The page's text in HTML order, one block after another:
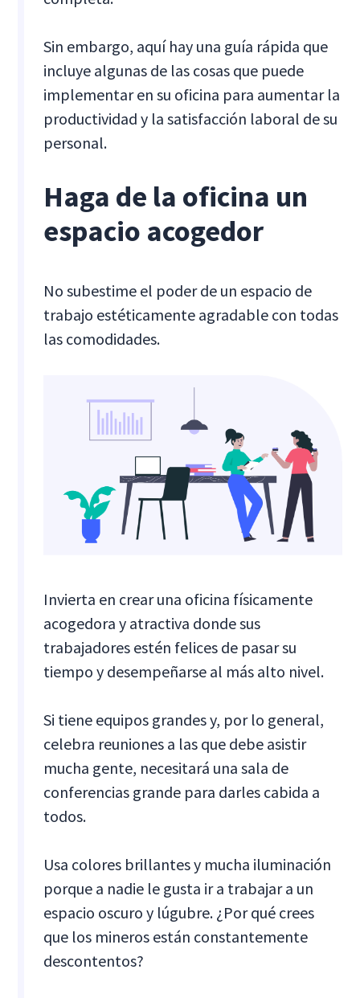
Sin embargo, aquí hay una guía rápida que
incluye algunas de las cosas que puede
implementar en su oficina para aumentar la
productividad y la satisfacción laboral de su
personal.
Haga de la oficina un
espacio acogedor
No subestime el poder de un espacio de
trabajo estéticamente agradable con todas
las comodidades.
Invierta en crear una oficina físicamente
acogedora y atractiva donde sus
trabajadores estén felices de pasar su
tiempo y desempeñarse al más alto nivel.
Si tiene equipos grandes y, por lo general,
celebra reuniones a las que debe asistir
mucha gente, necesitará una sala de
conferencias grande para darles cabida a
todos.
Usa colores brillantes y mucha iluminación
porque a nadie le gusta ir a trabajar a un
espacio oscuro y lúgubre. ¿Por qué crees
que los mineros están constantemente
descontentos?